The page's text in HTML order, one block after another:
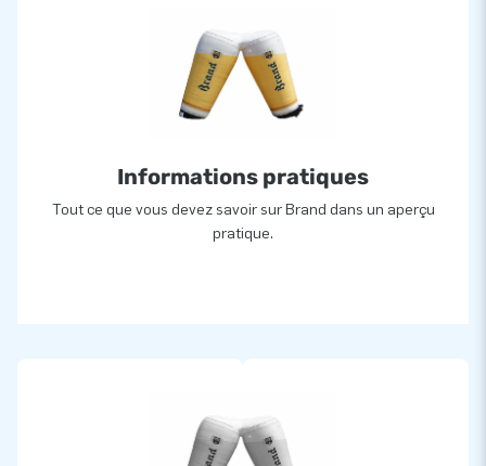
Informations pratiques
Tout ce que vous devez savoir sur Brand dans un aperçu
pratique.